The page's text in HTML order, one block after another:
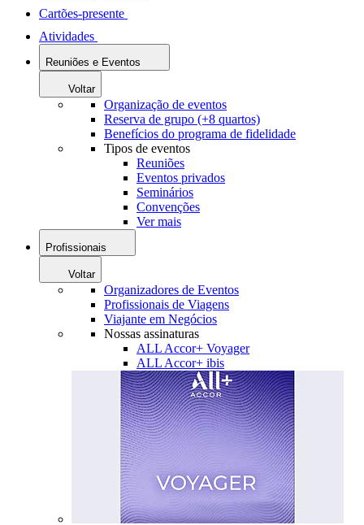
Cartões-presente
Atividades
Reuniões e Eventos
Voltar
Organização de eventos
Reserva de grupo (+8 quartos)
Benefícios do programa de fidelidade
Tipos de eventos
Reuniões
Eventos privados
Seminários
Convenções
Ver mais
Profissionais
Voltar
Organizadores de Eventos
Profissionais de Viagens
Viajante em Negócios
Nossas assinaturas
ALL Accor+ Voyager
ALL Accor+ ibis